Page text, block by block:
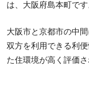
は、大阪府島本町です
大阪市と京都市の中
双方を利用できる利
た住環境が高く評価さ